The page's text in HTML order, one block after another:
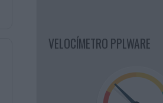
VELOCÍMETRO PPLWARE